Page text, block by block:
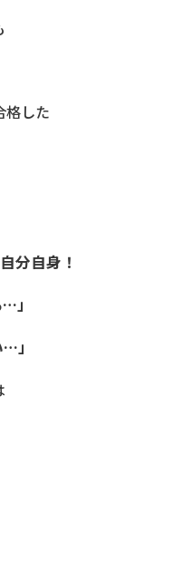
格した
分自身！
」
」